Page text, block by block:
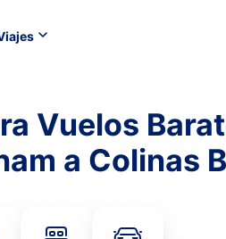
Vuelos
a Colinas